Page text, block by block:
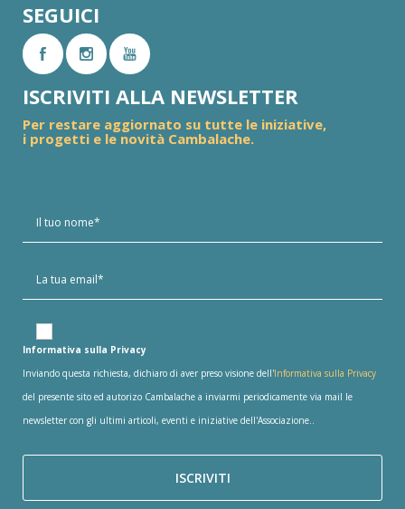
SEGUICI
ISCRIVITI ALLA NEWSLETTER
Per restare aggiornato su tutte le iniziative,
i progetti e le novità Cambalache.
Informativa sulla Privacy
Inviando questa richiesta, dichiaro di aver preso visione dell'Informativa sulla Privacy
del presente sito ed autorizo Cambalache a inviarmi periodicamente via mail le
newsletter con gli ultimi articoli, eventi e iniziative dell'Associazione..